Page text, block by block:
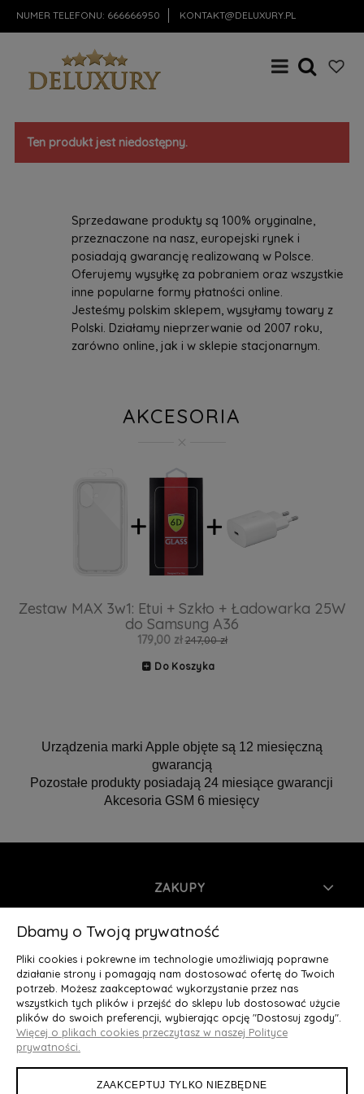
NUMER TELEFONU: 666666950 KONTAKT@DELUXURY.PL
Ten produkt jest niedostępny.
Sprzedawane produkty są 100% oryginalne,
przeznaczone na nasz, europejski rynek i
posiadają gwarancję realizowaną w Polsce.
Oferujemy wysyłkę za pobraniem oraz wszystkie
inne popularne formy płatności online.
Jesteśmy polskim sklepem, wysyłamy towary z
Polski. Działamy nieprzerwanie od 2007 roku,
zarówno online, jak i w sklepie stacjonarnym.
AKCESORIA
Zestaw MAX 3w1: Etui + Szkło + Ładowarka 25W
do Samsung A36
179,00 zł 247,00 zł
Do Koszyka
Urządzenia marki Apple objęte są 12 miesięczną
gwarancją
Pozostałe produkty posiadają 24 miesiące gwarancji
Akcesoria GSM 6 miesięcy
ZAKUPY
INFORMACJE
MOJE KONTO
O NAS
Deluxury.pl
Dbamy o Twoją prywatność
Pliki cookies i pokrewne im technologie umożliwiają poprawne
działanie strony i pomagają nam dostosować ofertę do Twoich
potrzeb. Możesz zaakceptować wykorzystanie przez nas
wszystkich tych plików i przejść do sklepu lub dostosować użycie
plików do swoich preferencji, wybierając opcję "Dostosuj zgody".
Więcej o plikach cookies przeczytasz w naszej Polityce
prywatności.
ZAAKCEPTUJ TYLKO NIEZBĘDNE